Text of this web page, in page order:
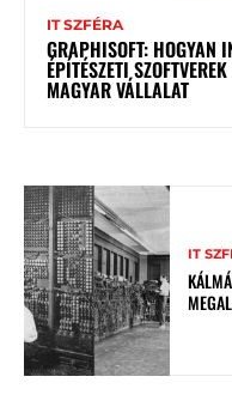
IT SZFÉRA
GRAPHISOFT: HOGYAN
ÉPÍTÉSZETI
MAGYAR VÁLLALAT
IT